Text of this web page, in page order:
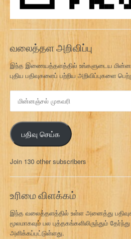
வலைத்தள அறிவிப்பு
இந்த இணையத்தளத்தில் உங்களுடைய
புதிய பதிவுகளைப் பற்றிய அறிவிப்புகளை
ன
ஞ்
ச
ல்
க
வ
பதிவு செய்க
Join 130 other subscribers
உரிமை விளக்கம்
இந்த வலைத்தளத்தில் உள்ள அனைத்து
மூலமாகவும் பல புத்தகங்களிலிருந்தும்
அளிக்கப்பட்டுள்ளது.